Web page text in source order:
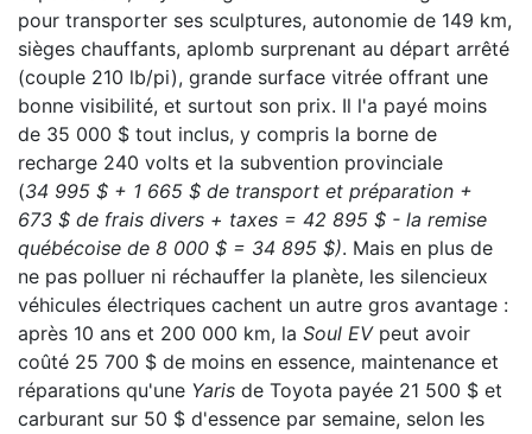
pour transporter ses sculptures, autonomie de 149 km,
sièges chauffants, aplomb surprenant au départ arrêté
(couple 210 lb/pi), grande surface vitrée offrant une
bonne visibilité, et surtout son prix. Il l'a payé moins
de 35 000 $ tout inclus, y compris la borne de
recharge 240 volts et la subvention provinciale
(34 995 $ + 1 665 $ de transport et préparation +
673 $ de frais divers + taxes = 42 895 $ - la remise
québécoise de 8 000 $ = 34 895 $). Mais en plus de
ne pas polluer ni réchauffer la planète, les silencieux
véhicules électriques cachent un autre gros avantage :
après 10 ans et 200 000 km, la Soul EVpeut avoir
coûté 25 700 $ de moins en essence, maintenance et
réparations qu'une Yaris de Toyota payée 21 500 $ et
carburant sur 50 $ d'essence par semaine, selon les